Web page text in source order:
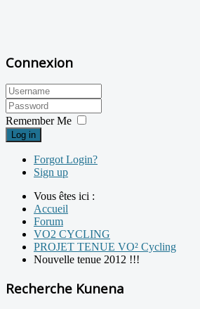
Connexion
Remember Me
Log in
Forgot Login?
Sign up
Vous êtes ici :
Accueil
Forum
VO2 CYCLING
PROJET TENUE VO² Cycling
Nouvelle tenue 2012 !!!
Recherche Kunena